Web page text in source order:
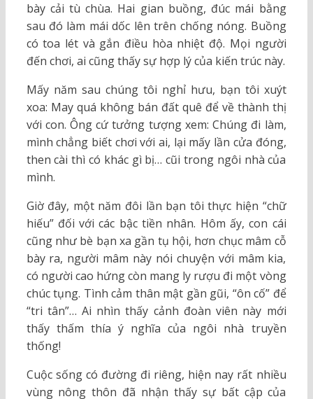
bày cải tù chùa. Hai gian buồng, đúc mái bằng
sau đó làm mái dốc lên trên chống nóng. Buồng
có toa lét và gắn điều hòa nhiệt độ. Mọi người
đến chơi, ai cũng thấy sự hợp lý của kiến trúc này.
Mấy năm sau chúng tôi nghỉ hưu, bạn tôi xuýt
xoa: May quá không bán đất quê để về thành thị
với con. Ông cứ tưởng tượng xem: Chúng đi làm,
mình chẳng biết chơi với ai, lại mấy lần cửa đóng,
then cài thì có khác gì bị… cũi trong ngôi nhà của
mình.
Giờ đây, một năm đôi lần bạn tôi thực hiện “chữ
hiếu” đối với các bậc tiền nhân. Hôm ấy, con cái
cũng như bè bạn xa gần tụ hội, hơn chục mâm cỗ
bày ra, người mâm này nói chuyện với mâm kia,
có người cao hứng còn mang ly rượu đi một vòng
chúc tụng. Tình cảm thân mật gần gũi, “ôn cố” để
“tri tân”… Ai nhìn thấy cảnh đoàn viên này mới
thấy thấm thía ý nghĩa của ngôi nhà truyền
thống!
Cuộc sống có đường đi riêng, hiện nay rất nhiều
vùng nông thôn đã nhận thấy sự bất cập của